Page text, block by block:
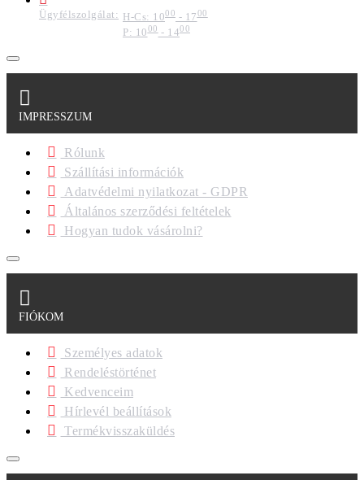
Ügyfélszolgálat: H-Cs: 1000 - 1700
P: 1000- 1400
IMPRESSZUM
Rólunk
Szállítási információk
Adatvédelmi nyilatkozat - GDPR
Általános szerződési feltételek
Hogyan tudok vásárolni?
FIÓKOM
Személyes adatok
Rendeléstörténet
Kedvenceim
Hírlevél beállítások
Termékvisszaküldés